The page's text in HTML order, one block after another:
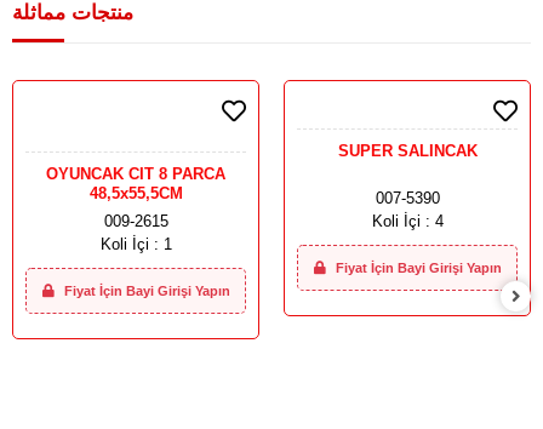
منتجات مماثلة
OYUNCAK CIT 8 PARCA
48,5x55,5CM
009-2615
Koli İçi : 1
Fiyat İçin Bayi Girişi Yapın
SUPER SALINCAK
007-5390
Koli İçi : 4
Fiyat İçin Bayi Girişi Yapın